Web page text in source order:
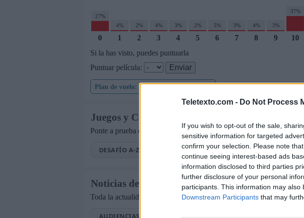
Teletexto.com - Do Not Process
If you wish to opt-out of the sale,
sensitive information for targeted
confirm your selection. Please note
continue seeing interest-based ads
information disclosed to third parties
further disclosure of your personal
participants. This information may
Downstream Participants that may
27%
4%
2% 4% 3% 2% 5% 3% 4% 3%
37%
0 1 2 3 4 5 6 7 8 9
10
Si la has visto, puedes puntuarla
Puntuar película:
Plan de vuelo: Secuestrado en cine.com
Juegos y Concursos de TV
Ponte a prueba con los mejores pasatiempos y concursos inspirados
DESAFÍO A-Z EL GRAN PANEL CIFRAS LETRAS
Noticias de Televisión
Toda la actualidad de la televisión y el streaming en España.
AUDIENCIAS ESTRENOS STREAMING GENTE TV